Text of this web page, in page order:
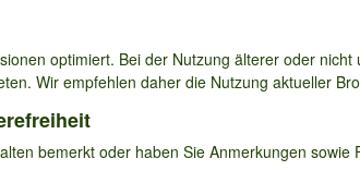
optimiert. Bei der Nutzung älterer oder
Wir empfehlen daher die Nutzung aktueller
bemerkt oder haben Sie Anmerkungen sowie